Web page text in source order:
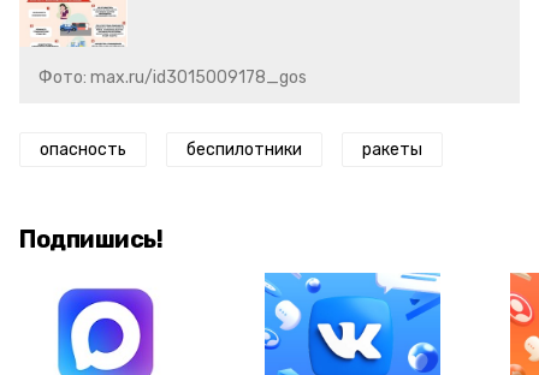
Фото: max.ru/id3015009178_gos
опасность беспилотники ракеты
Подпишись!